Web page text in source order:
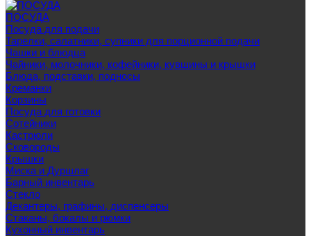
ПОСУДА
Посуда для подачи
Тарелки, салатники, супники для порционной подачи
Чашки и блюдца
Чайники, молочники, кофейники, кувшины и крышки
Блюда, подставки, подносы
Креманки
Корзины
Посуда для готовки
Сотейники
Кастрюли
Сковороды
Крышки
Миска и Дуршлаг
Барный инвентарь
Стекло
Декантеры, графины, диспенсеры
Стаканы, бокалы и рюмки
Кухонный инвентарь